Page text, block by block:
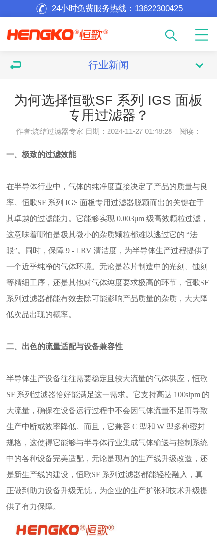
24小时免费服务热线： 13622300425
行业新闻
为何选择恒歌SF 系列 IGS 面板
专用过滤器？
作者:烧结过滤器专家 日期：2024-11-27 01:48:28 阅读：
一、极致的过滤效能
在半导体行业中，气体的纯净度直接决定了产品的质量与良
率。恒歌SF 系列 IGS 面板专用过滤器脱颖而出的关键在于
其卓越的过滤能力。它能够实现 0.003μm 级高效颗粒过滤，
这意味着哪怕是极其微小的杂质颗粒都难以逃过它的 “法
眼”。同时，保障 9 - LRV 清洁度，为半导体生产过程提供了
一个近乎纯净的气体环境。无论是芯片制造中的光刻、蚀刻
等精细工序，还是其他对气体纯度要求极高的环节，恒歌SF
系列过滤器都能有效去除可能影响产品质量的杂质，大大降
低次品出现的概率。
二、出色的流量适配与设备兼容性
半导体生产设备往往需要稳定且较大流量的气体供应，恒歌
SF 系列过滤器恰好能满足这一需求。它支持高达 100slpm 的
大流量，确保在设备运行过程中不会因气体流量不足而导致
生产中断或效率降低。而且，它兼容 C 型和 W 型多种密封
规格，这使得它能够与半导体行业集成气体输送与控制系统
中的各种设备完美适配，无论是现有的生产线升级改造，还
是新生产线的建设，恒歌SF 系列过滤器都能轻松融入，真
正做到助力设备升级无忧，为企业的生产扩张和技术升级提
供了有力保障。